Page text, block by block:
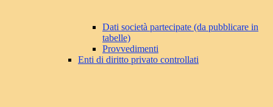
Dati società partecipate (da pubblicare in
tabelle)
Provvedimenti
Enti di diritto privato controllati